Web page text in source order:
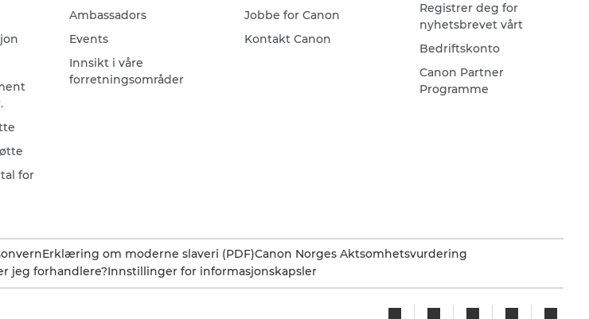
for
Ambassadors
Events
Innsikt i våre
forretningsområder
Jobbe for Canon
Kontakt Canon
Registrer deg for
nyhetsbrevet vårt
Bedriftskonto
Canon Partner
Programme
Erklæring om moderne slaveri (PDF)Canon Norges Aktsomhetsvurdering
jeg forhandlere?Innstillinger for informasjonskapsler